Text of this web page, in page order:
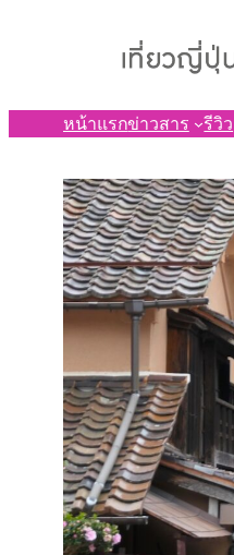
หน้าแรกข่าวสาร รีวิว